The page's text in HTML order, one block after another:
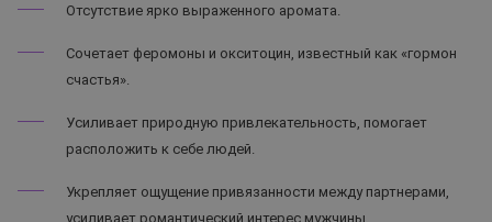
Отсутствие ярко выраженного аромата.
Сочетает феромоны и окситоцин, известный как «гормон
счастья».
Усиливает природную привлекательность, помогает
расположить к себе людей.
Укрепляет ощущение привязанности между партнерами,
усиливает романтический интерес мужчины.